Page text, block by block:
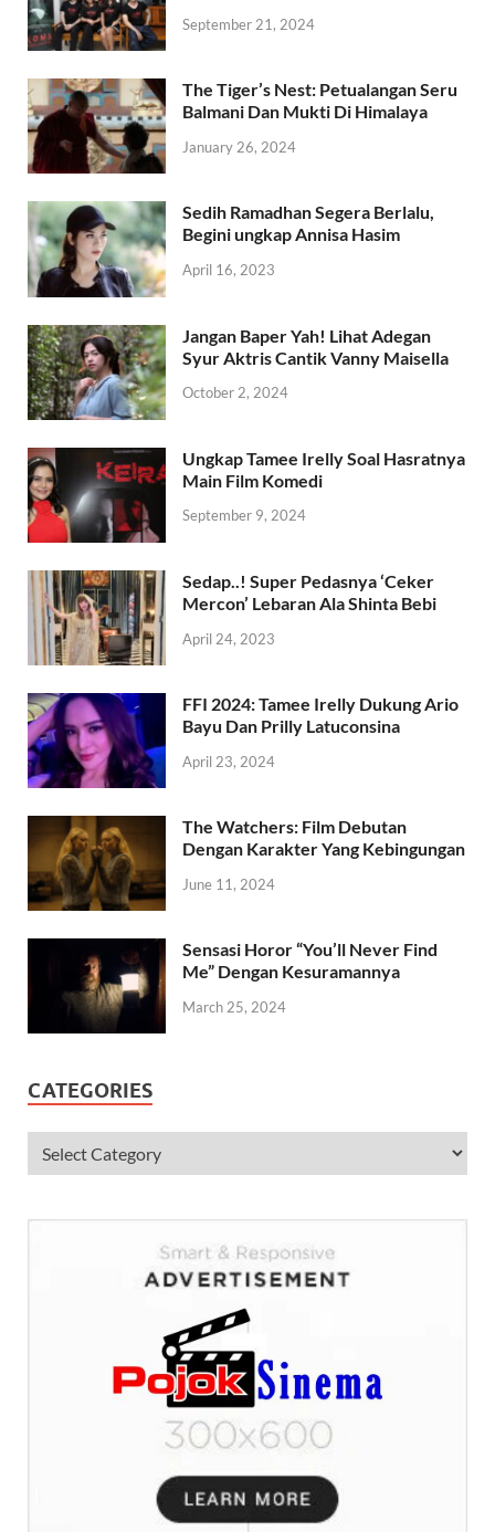
September 21, 2024
The Tiger’s Nest: Petualangan Seru
Balmani Dan Mukti Di Himalaya
January 26, 2024
Sedih Ramadhan Segera Berlalu,
Begini ungkap Annisa Hasim
April 16, 2023
Jangan Baper Yah! Lihat Adegan
Syur Aktris Cantik Vanny Maisella
October 2, 2024
Ungkap Tamee Irelly Soal Hasratnya
Main Film Komedi
September 9, 2024
Sedap..! Super Pedasnya ‘Ceker
Mercon’ Lebaran Ala Shinta Bebi
April 24, 2023
FFI 2024: Tamee Irelly Dukung Ario
Bayu Dan Prilly Latuconsina
April 23, 2024
The Watchers: Film Debutan
Dengan Karakter Yang Kebingungan
June 11, 2024
Sensasi Horor “You’ll Never Find
Me” Dengan Kesuramannya
March 25, 2024
CATEGORIES